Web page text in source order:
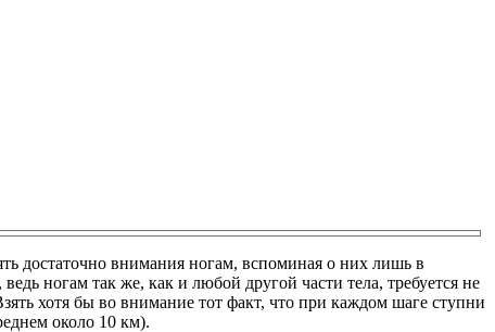
достаточно внимания ногам, вспоминая о них лишь в
ногам так же, как и любой другой части тела, требуется не
хотя бы во внимание тот факт, что при каждом шаге ступни
около 10 км).